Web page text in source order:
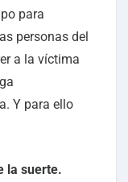
para
personas del
a la víctima
Y para ello
la suerte.